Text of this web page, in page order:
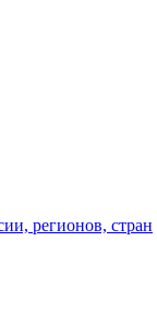
регионов, стран